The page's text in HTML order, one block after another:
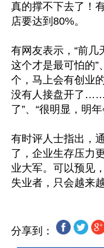
真的撑不下去了！
店要达到80%。
有网友表示，“前几
这个才是最可怕的”
个，马上会有创业
没有人接盘开了
了”、“很明显，明
有时评人士指出，
了，企业生存压力
业大军。可以预见
分享到：